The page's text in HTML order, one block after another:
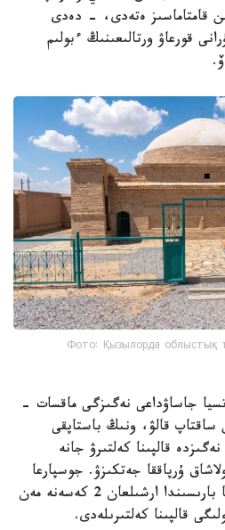
قامتاماسىز ەتەدى، - دەدى
قورعاۋ ورتالىعىنىڭ ءبولىم
Фото: Қызылорда облыстық
جاساۋداعى نەگىزگى ماقسات -
ساقتاپ قالۋ، ونىڭ باستاپقى
قالپىنا كەلتىرۋ جانە
ۇرپاققا جەتكىزۋ. جوسپارعا
سايكەس ارحەولوگيالىق قازبا بارىسىندا ارشىلعان 2 كەسەنە مەن
قالپىنا كەلتىرىلەدى.